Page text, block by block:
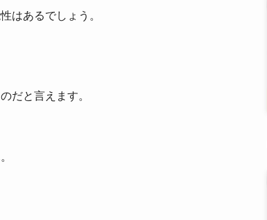
はあるでしょう。
だと言えます。